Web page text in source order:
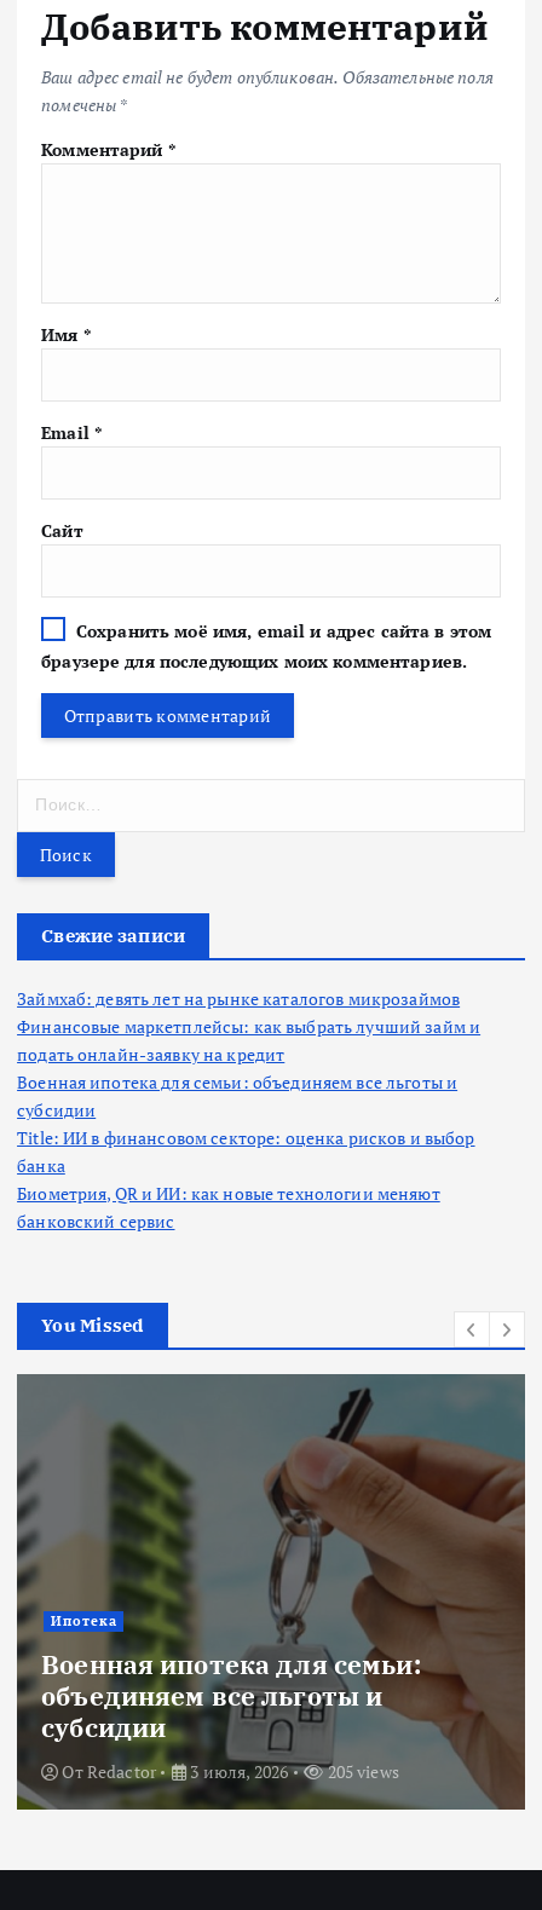
Добавить комментарий
Ваш адрес email не будет опубликован. Обязательные поля
помечены *
Комментарий *
Имя *
Email *
Сайт
Сохранить моё имя, email и адрес сайта в этом
браузере для последующих моих комментариев.
т
Свежие записи
Займхаб: девять лет на рынке каталогов микрозаймов
Финансовые маркетплейсы: как выбрать лучший займ и
подать онлайн-заявку на кредит
Военная ипотека для семьи: объединяем все льготы и
субсидии
Title: ИИ в финансовом секторе: оценка рисков и выбор
банка
Биометрия, QR и ИИ: как новые технологии меняют
банковский сервис
You Missed
Ипотека
Военная ипотека для семьи:
объединяем все льготы и
субсидии
ОтRedactor 3 июля, 2026 205 views